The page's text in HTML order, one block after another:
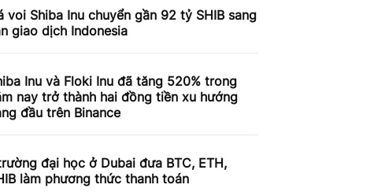
voi Shiba Inu chuyển gần 92 tỷ SHIB sang
giao dịch Indonesia
Inu và Floki Inu đã tăng 520% ​​trong
nay trở thành hai đồng tiền xu hướng
đầu trên Binance
đại học ở Dubai đưa BTC, ETH,
làm phương thức thanh toán